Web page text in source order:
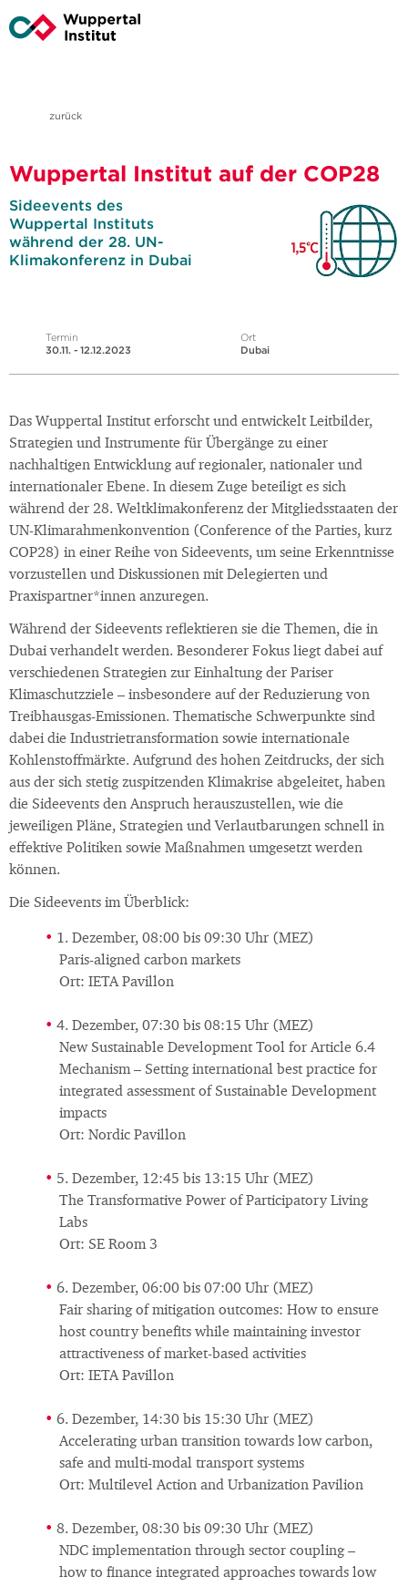
zurück
Wuppertal Institut auf der COP28
Sideevents des
Wuppertal Instituts
während der 28. UN-
Klimakonferenz in Dubai
Termin
30.11. - 12.12.2023
Ort
Dubai
Das Wuppertal Institut erforscht und entwickelt Leitbilder,
Strategien und Instrumente für Übergänge zu einer
nachhaltigen Entwicklung auf regionaler, nationaler und
internationaler Ebene. In diesem Zuge beteiligt es sich
während der 28. Weltklimakonferenz der Mitgliedsstaaten der
UN-Klimarahmenkonvention (Conference of the Parties, kurz
COP28) in einer Reihe von Sideevents, um seine Erkenntnisse
vorzustellen und Diskussionen mit Delegierten und
Praxispartner*innen anzuregen.
Während der Sideevents reflektieren sie die Themen, die in
Dubai verhandelt werden. Besonderer Fokus liegt dabei auf
verschiedenen Strategien zur Einhaltung der Pariser
Klimaschutzziele – insbesondere auf der Reduzierung von
Treibhausgas-Emissionen. Thematische Schwerpunkte sind
dabei die Industrietransformation sowie internationale
Kohlenstoffmärkte. Aufgrund des hohen Zeitdrucks, der sich
aus der sich stetig zuspitzenden Klimakrise abgeleitet, haben
die Sideevents den Anspruch herauszustellen, wie die
jeweiligen Pläne, Strategien und Verlautbarungen schnell in
effektive Politiken sowie Maßnahmen umgesetzt werden
können.
Die Sideevents im Überblick:
1. Dezember, 08:00 bis 09:30 Uhr (MEZ)
Paris-aligned carbon markets
Ort: IETA Pavillon
4. Dezember, 07:30 bis 08:15 Uhr (MEZ)
New Sustainable Development Tool for Article 6.4
Mechanism – Setting international best practice for
integrated assessment of Sustainable Development
impacts
Ort: Nordic Pavillon
5. Dezember, 12:45 bis 13:15 Uhr (MEZ)
The Transformative Power of Participatory Living
Labs
Ort: SE Room 3
6. Dezember, 06:00 bis 07:00 Uhr (MEZ)
Fair sharing of mitigation outcomes: How to ensure
host country benefits while maintaining investor
attractiveness of market-based activities
Ort: IETA Pavillon
6. Dezember, 14:30 bis 15:30 Uhr (MEZ)
Accelerating urban transition towards low carbon,
safe and multi-modal transport systems
Ort: Multilevel Action and Urbanization Pavilion
8. Dezember, 08:30 bis 09:30 Uhr (MEZ)
NDC implementation through sector coupling –
how to finance integrated approaches towards low